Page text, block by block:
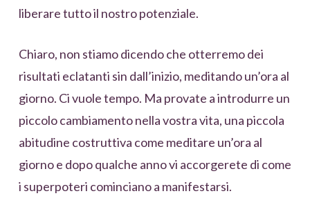
liberare tutto il nostro potenziale.
Chiaro, non stiamo dicendo che otterremo dei
risultati eclatanti sin dall’inizio, meditando un’ora al
giorno. Ci vuole tempo. Ma provate a introdurre un
piccolo cambiamento nella vostra vita, una piccola
abitudine costruttiva come meditare un’ora al
giorno e dopo qualche anno vi accorgerete di come
i superpoteri cominciano a manifestarsi.